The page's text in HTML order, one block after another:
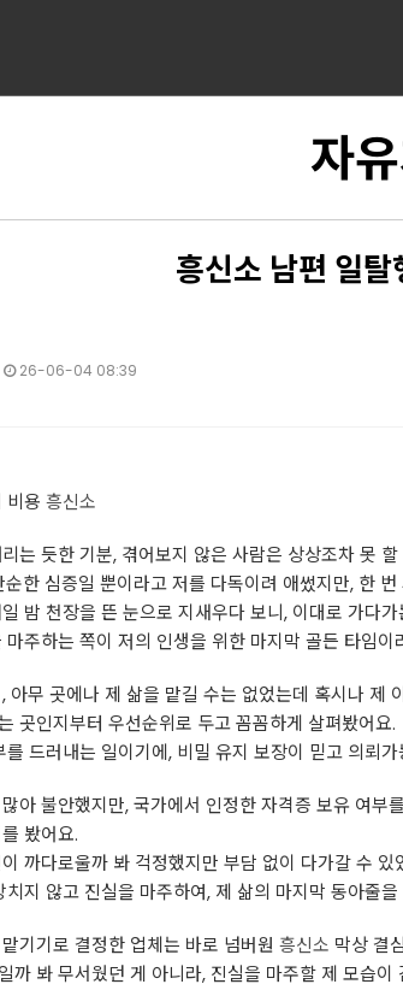
자
흥신소 남편 일
26-06-04 08:39
비용 흥신소
는 듯한 기분, 겪어보지 않은 사람은 상상조차 못
한 심증일 뿐이라고 저를 다독이려 애썼지만, 한
밤 천장을 뜬 눈으로 지새우다 보니, 이대로 가다
주하는 쪽이 저의 인생을 위한 마지막 골든 타임
아무 곳에나 제 삶을 맡길 수는 없었는데 혹시나 제
곳인지부터 우선순위로 두고 꼼꼼하게 살펴봤어요.
드러내는 일이기에, 비밀 유지 보장이 믿고 의뢰
아 불안했지만, 국가에서 인정한 자격증 보유 여
봤어요.
까다로울까 봐 걱정했지만 부담 없이 다가갈 수 있
지 않고 진실을 마주하여, 제 삶의 마지막 동아줄
기기로 결정한 업체는 바로 넘버원 흥신소 막상 결
까 봐 무서웠던 게 아니라, 진실을 마주할 제 모습이